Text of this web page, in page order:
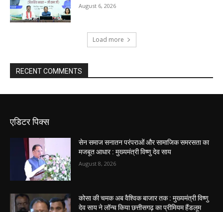
August 6, 2026
Load more
RECENT COMMENTS
एडिटर पिक्स
सेन समाज सनातन परंपराओं और सामाजिक समरसता का
मजबूत आधार : मुख्यमंत्री विष्णु देव साय
August 8, 2026
कोसा की चमक अब वैश्विक बाजार तक : मुख्यमंत्री विष्णु
देव साय ने लॉन्च किया छत्तीसगढ़ का प्रीमियम हैंडलूम